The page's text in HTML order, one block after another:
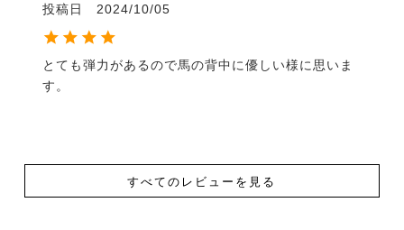
投稿日
2024/10/05
とても弾力があるので馬の背中に優しい様に思いま
す。
すべてのレビューを見る